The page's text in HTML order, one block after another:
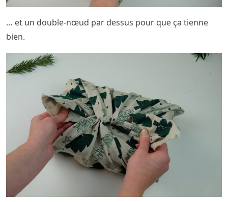
… et un double-nœud par dessus pour que ça tienne
bien.